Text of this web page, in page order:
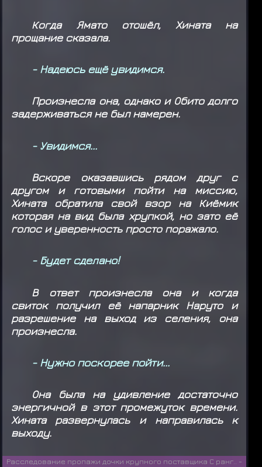
Когда Ямато отошёл, Хината на
прощание сказала.
- Надеюсь ещё увидимся.
Произнесла она, однако и Обито долго
задерживаться не был намерен.
- Увидимся...
Вскоре оказавшись рядом друг с
другом и готовыми пойти на миссию,
Хината обратила свой взор на Киёмик
которая на вид была хрупкой, но зато её
голос и уверенность просто поражало.
- Будет сделано!
В ответ произнесла она и когда
свиток получил её напарник Наруто и
разрешение на выход из селения, она
произнесла.
- Нужно поскорее пойти...
Она была на удивление достаточно
энергичной в этот промежуток времени.
Хината развернулась и направилась к
выходу.
Расследование пропажи дочки крупного поставщика С ранг.. -